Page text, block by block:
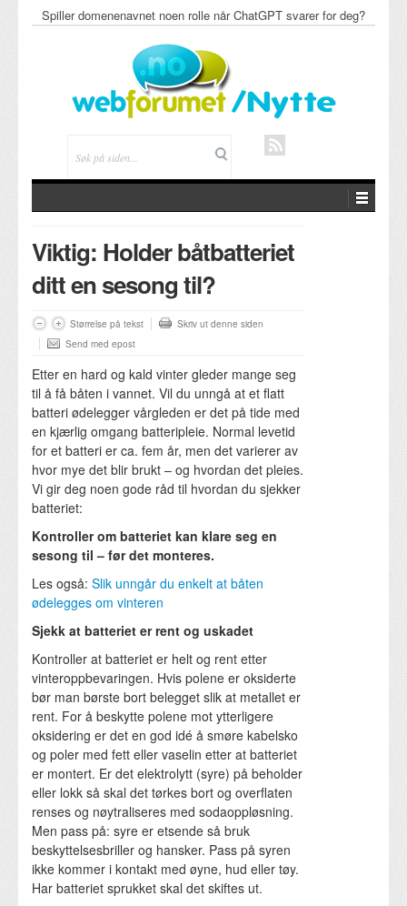
Spiller domenenavnet noen rolle når ChatGPT svarer for deg?
Viktig: Holder båtbatteriet
ditt en sesong til?
Størrelse på tekst
Skriv ut denne siden
Send med epost
Etter en hard og kald vinter gleder mange seg
til å få båten i vannet. Vil du unngå at et flatt
batteri ødelegger vårgleden er det på tide med
en kjærlig omgang batteripleie. Normal levetid
for et batteri er ca. fem år, men det varierer av
hvor mye det blir brukt – og hvordan det pleies.
Vi gir deg noen gode råd til hvordan du sjekker
batteriet:
Kontroller om batteriet kan klare seg en
sesong til – før det monteres.
Les også: Slik unngår du enkelt at båten
ødelegges om vinteren
Sjekk at batteriet er rent og uskadet
Kontroller at batteriet er helt og rent etter
vinteroppbevaringen. Hvis polene er oksiderte
bør man børste bort belegget slik at metallet er
rent. For å beskytte polene mot ytterligere
oksidering er det en god idé å smøre kabelsko
og poler med fett eller vaselin etter at batteriet
er montert. Er det elektrolytt (syre) på beholder
eller lokk så skal det tørkes bort og overflaten
renses og nøytraliseres med sodaoppløsning.
Men pass på: syre er etsende så bruk
beskyttelsesbriller og hansker. Pass på syren
ikke kommer i kontakt med øyne, hud eller tøy.
Har batteriet sprukket skal det skiftes ut.